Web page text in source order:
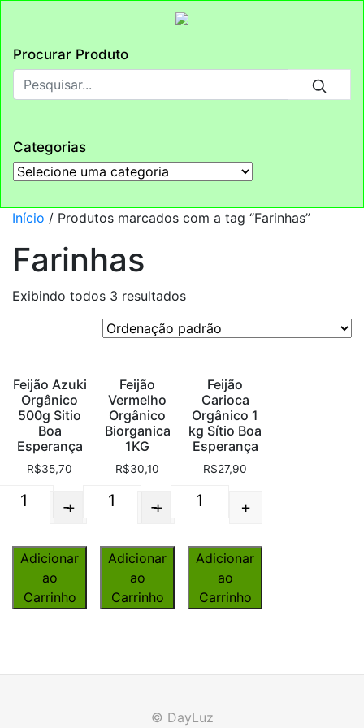
Procurar Produto
Categorias
Início / Produtos marcados com a tag “Farinhas”
Farinhas
Exibindo todos 3 resultados
Feijão Azuki
Orgânico
500g Sitio
Boa
Esperança
R$35,70
Quantity+
Adicionar
ao
Carrinho
Feijão
Vermelho
Orgânico
Biorganica
1KG
R$30,10
Quantity
- +
Adicionar
ao
Carrinho
Feijão
Carioca
Orgânico 1
kg Sítio Boa
Esperança
R$27,90
Quantity
- +
Adicionar
ao
Carrinho
© DayLuz